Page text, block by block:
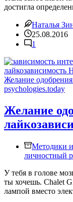
достигла
Наталья
25.08.2016
1
Желание
Методики
личностный
У тебя в голове
ты хочешь. Chalet
лампой вместо